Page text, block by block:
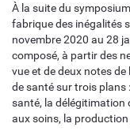
À la suite du
fabrique des inégalités
novembre 2020 au 28
composé, à partir des
vue et de deux notes
de santé sur trois plans
santé, la délégitimation
aux soins, la